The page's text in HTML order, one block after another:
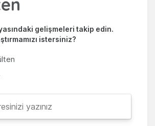
gelişmeleri takip edin.
istersiniz?